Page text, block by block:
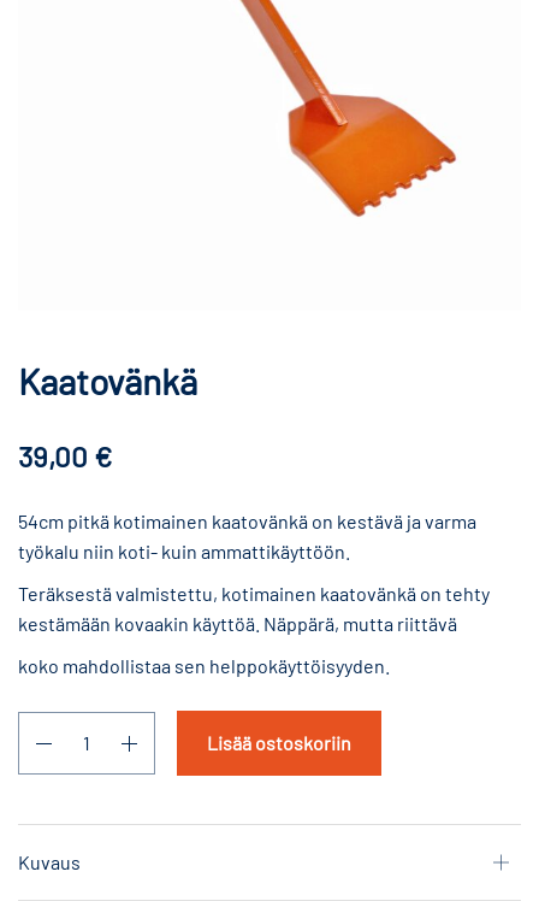
Kaatovänkä
39,00 €
54cm pitkä kotimainen kaatovänkä on kestävä ja varma
työkalu niin koti- kuin ammattikäyttöön.
Teräksestä valmistettu, kotimainen kaatovänkä on tehty
kestämään kovaakin käyttöä. Näppärä, mutta riittävä
koko mahdollistaa sen helppokäyttöisyyden.
Lisää ostoskoriin
Kuvaus